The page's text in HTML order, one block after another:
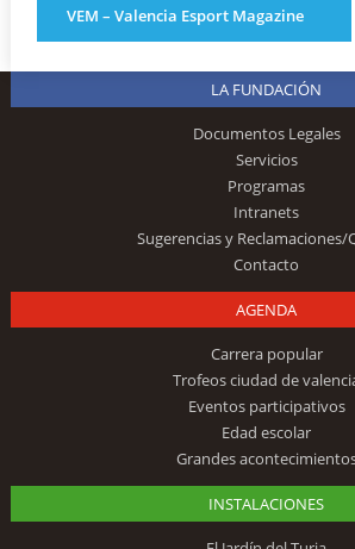
VEM – Valencia Esport Magazine
LA FUNDACIÓN
Documentos Legales
Servicios
Programas
Intranets
Sugerencias y Reclamaciones/
Contacto
AGENDA
Carrera popular
Trofeos ciudad de
Eventos participativos
Edad escolar
Grandes
INSTALACIONES